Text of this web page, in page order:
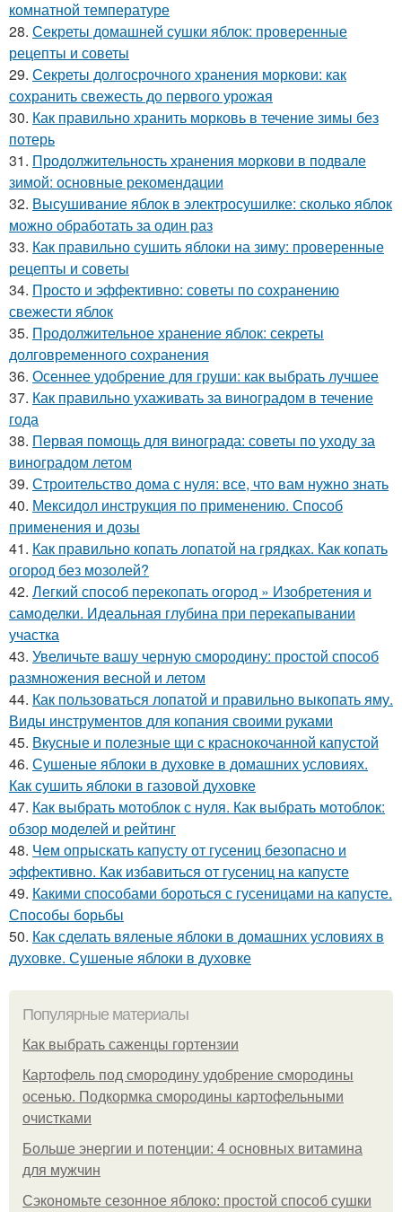
комнатной температуре
28. Секреты домашней сушки яблок: проверенные
рецепты и советы
29. Секреты долгосрочного хранения моркови: как
сохранить свежесть до первого урожая
30. Как правильно хранить морковь в течение зимы без
потерь
31. Продолжительность хранения моркови в подвале
зимой: основные рекомендации
32. Высушивание яблок в электросушилке: сколько яблок
можно обработать за один раз
33. Как правильно сушить яблоки на зиму: проверенные
рецепты и советы
34. Просто и эффективно: советы по сохранению
свежести яблок
35. Продолжительное хранение яблок: секреты
долговременного сохранения
36. Осеннее удобрение для груши: как выбрать лучшее
37. Как правильно ухаживать за виноградом в течение
года
38. Первая помощь для винограда: советы по уходу за
виноградом летом
39. Строительство дома с нуля: все, что вам нужно знать
40. Мексидол инструкция по применению. Способ
применения и дозы
41. Как правильно копать лопатой на грядках. Как копать
огород без мозолей?
42. Легкий способ перекопать огород » Изобретения и
самоделки. Идеальная глубина при перекапывании
участка
43. Увеличьте вашу черную смородину: простой способ
размножения весной и летом
44. Как пользоваться лопатой и правильно выкопать яму.
Виды инструментов для копания своими руками
45. Вкусные и полезные щи с краснокочанной капустой
46. Сушеные яблоки в духовке в домашних условиях.
Как сушить яблоки в газовой духовке
47. Как выбрать мотоблок с нуля. Как выбрать мотоблок:
обзор моделей и рейтинг
48. Чем опрыскать капусту от гусениц безопасно и
эффективно. Как избавиться от гусениц на капусте
49. Какими способами бороться с гусеницами на капусте.
Способы борьбы
50. Как сделать вяленые яблоки в домашних условиях в
духовке. Сушеные яблоки в духовке
Популярные материалы
Как выбрать саженцы гортензии
Картофель под смородину удобрение смородины
осенью. Подкормка смородины картофельными
очистками
Больше энергии и потенции: 4 основных витамина
для мужчин
Сэкономьте сезонное яблоко: простой способ сушки